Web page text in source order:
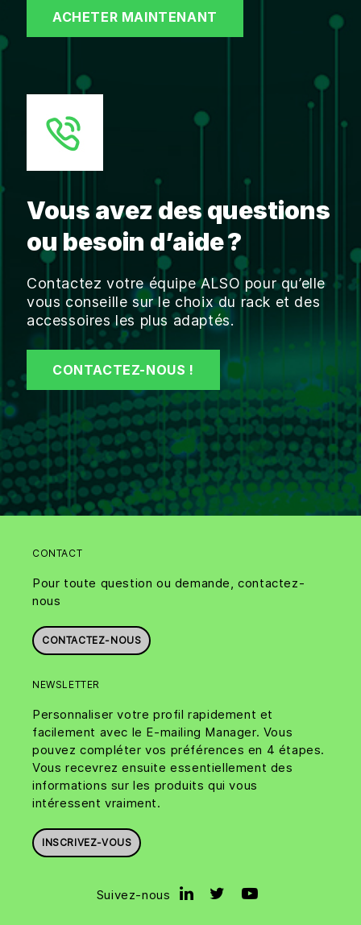
ACHETER MAINTENANT
Vous avez des questions
ou besoin d’aide ?
Contactez votre équipe ALSO pour qu’elle
vous conseille sur le choix du rack et des
accessoires les plus adaptés.
CONTACTEZ-NOUS !
CONTACT
Pour toute question ou demande, contactez-
nous
CONTACTEZ-NOUS
NEWSLETTER
Personnaliser votre profil rapidement et
facilement avec le E-mailing Manager. Vous
pouvez compléter vos préférences en 4 étapes.
Vous recevrez ensuite essentiellement des
informations sur les produits qui vous
intéressent vraiment.
INSCRIVEZ-VOUS
Suivez-nous